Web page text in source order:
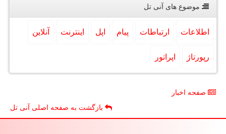
موضوع های آنی تل
اطلاعات ارتباطات پیام اپل اینترنت آنلاین
رپورتاژ اپراتور
صفحه اخبار
بازگشت به صفحه اصلی آنی تل